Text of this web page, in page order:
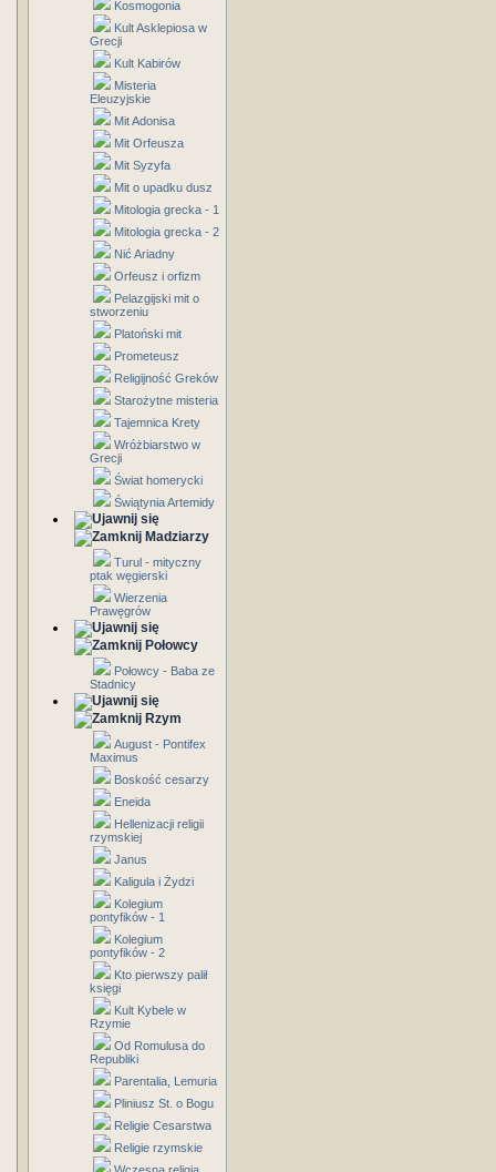
Kosmogonia
Kult Asklepiosa w
Grecji
Kult Kabirów
Misteria
Eleuzyjskie
Mit Adonisa
Mit Orfeusza
Mit Syzyfa
Mit o upadku dusz
Mitologia grecka - 1
Mitologia grecka - 2
Nić Ariadny
Orfeusz i orfizm
Pelazgijski mit o
stworzeniu
Platoński mit
Prometeusz
Religijność Greków
Starożytne misteria
Tajemnica Krety
Wróżbiarstwo w
Grecji
Świat homerycki
Świątynia Artemidy
Madziarzy
Turul - mityczny
ptak węgierski
Wierzenia
Prawęgrów
Połowcy
Połowcy - Baba ze
Stadnicy
Rzym
August - Pontifex
Maximus
Boskość cesarzy
Eneida
Hellenizacji religii
rzymskiej
Janus
Kaligula i Żydzi
Kolegium
pontyfików - 1
Kolegium
pontyfików - 2
Kto pierwszy palił
księgi
Kult Kybele w
Rzymie
Od Romulusa do
Republiki
Parentalia, Lemuria
Pliniusz St. o Bogu
Religie Cesarstwa
Religie rzymskie